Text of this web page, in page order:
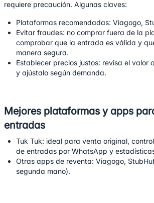
requiere precaución. Algunas claves:
Plataformas recomendadas: Viagogo,
Evitar fraudes: no comprar fuera de la
comprobar que la entrada es válida y
manera segura.
Establecer precios justos: revisa el valor
y ajústalo según demanda.
Mejores plataformas y apps
entradas
Tuk Tuk: ideal para venta original,
de entradas por WhatsApp y
Otras apps de reventa: Viagogo,
segunda mano).